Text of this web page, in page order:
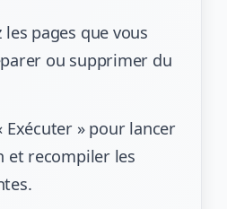
les pages que vous
ou supprimer du
Exécuter » pour lancer
et recompiler les